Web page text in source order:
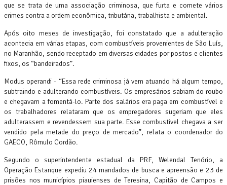
que se trata de uma associação criminosa, que furta e comete vários
crimes contra a ordem econômica, tributária, trabalhista e ambiental.
Após oito meses de investigação, foi constatado que a adulteração
acontecia em várias etapas, com combustíveis provenientes de São Luís,
no Maranhão, sendo receptado em diversas cidades por postos e clientes
fixos, os “bandeirados”.
Modus operandi - “Essa rede criminosa já vem atuando há algum tempo,
subtraindo e adulterando combustíveis. Os empresários sabiam do roubo
e chegavam a fomentá-lo. Parte dos salários era paga em combustível e
os trabalhadores relataram que os empregadores sugeriam que eles
adulterassem e revendessem sua parte. Esse combustível chegava a ser
vendido pela metade do preço de mercado”, relata o coordenador do
GAECO, Rômulo Cordão.
Segundo o superintendente estadual da PRF, Welendal Tenório, a
Operação Estanque expediu 24 mandados de busca e apreensão e 23 de
prisões nos municípios piauienses de Teresina, Capitão de Campos e